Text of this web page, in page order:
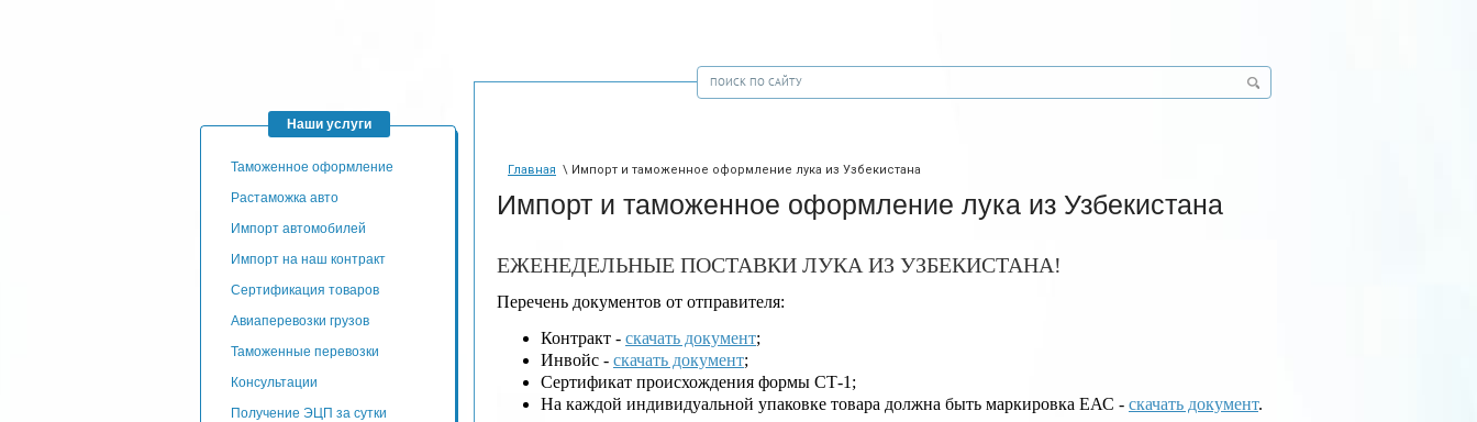
Наши услуги
таможенное оформление
Растаможка авто
Импорт автомобилей
импорт на наш контракт
сертификация товаров
авиаперевозки грузов
таможенные перевозки
консультации
Получение ЭЦП за сутки
Главная \ Импорт и таможенное оформление лука из Узбекистана
Импорт и таможенное оформление лука из Узбекистана
ЕЖЕНЕДЕЛЬНЫЕ ПОСТАВКИ ЛУКА ИЗ УЗБЕКИСТАНА!
Перечень документов от отправителя:
Контракт - скачать документ;
Инвойс - скачать документ;
Сертификат происхождения формы СТ-1;
На каждой индивидуальной упаковке товара должна быть маркировка ЕАС - скачать документ.